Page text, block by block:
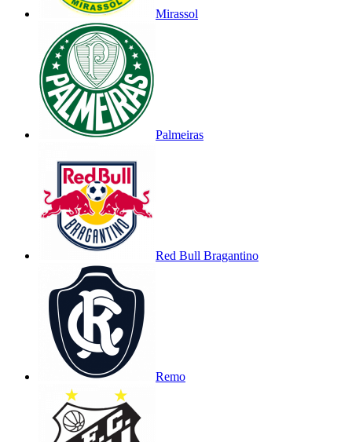
Mirassol
Palmeiras
Red Bull Bragantino
Remo